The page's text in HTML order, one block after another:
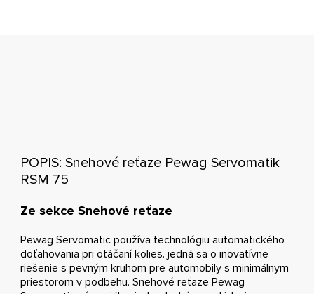
POPIS: Snehové reťaze Pewag Servomatik
RSM 75
Ze sekce Snehové reťaze
Pewag Servomatic používa technológiu automatického
doťahovania pri otáčaní kolies. jedná sa o inovatívne
riešenie s pevným kruhom pre automobily s minimálnym
priestorom v podbehu. Snehové reťaze Pewag